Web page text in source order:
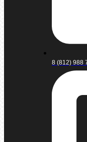
8 (812) 988